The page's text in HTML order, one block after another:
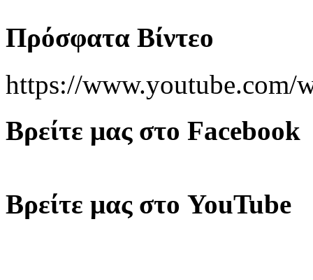
Πρόσφατα Βίντεο
https://
Βρείτε μας στο Facebook
Βρείτε μας στο YouTube